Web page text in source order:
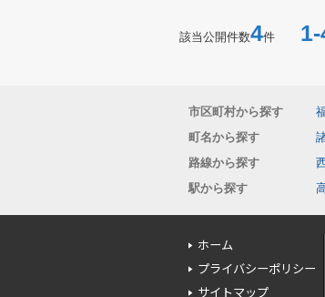
該当公開件数4件 1-
市区町村から探す
町名から探す
路線から探す
駅から探す
ホーム
プライバシーポリシー
サイトマップ